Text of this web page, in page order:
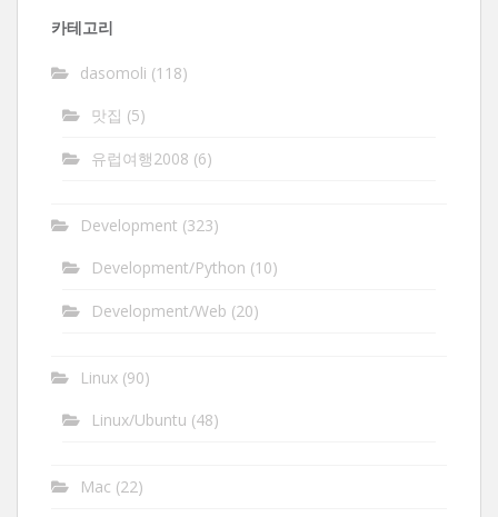
카테고리
dasomoli (118)
맛집 (5)
유럽여행2008 (6)
Development (323)
Development/Python (10)
Development/Web (20)
Linux (90)
Linux/Ubuntu (48)
Mac (22)